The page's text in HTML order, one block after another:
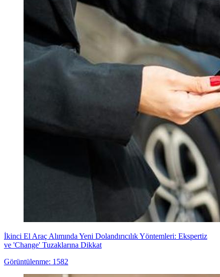
İkinci El Araç Alımında Yeni Dolandırıcılık Yöntemleri: Ekspertiz
ve 'Change' Tuzaklarına Dikkat
Görüntülenme: 1582